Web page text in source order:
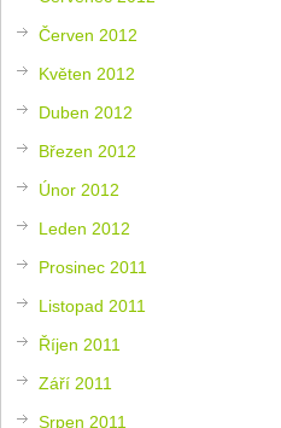
Červen 2012
Květen 2012
Duben 2012
Březen 2012
Únor 2012
Leden 2012
Prosinec 2011
Listopad 2011
Říjen 2011
Září 2011
Srpen 2011